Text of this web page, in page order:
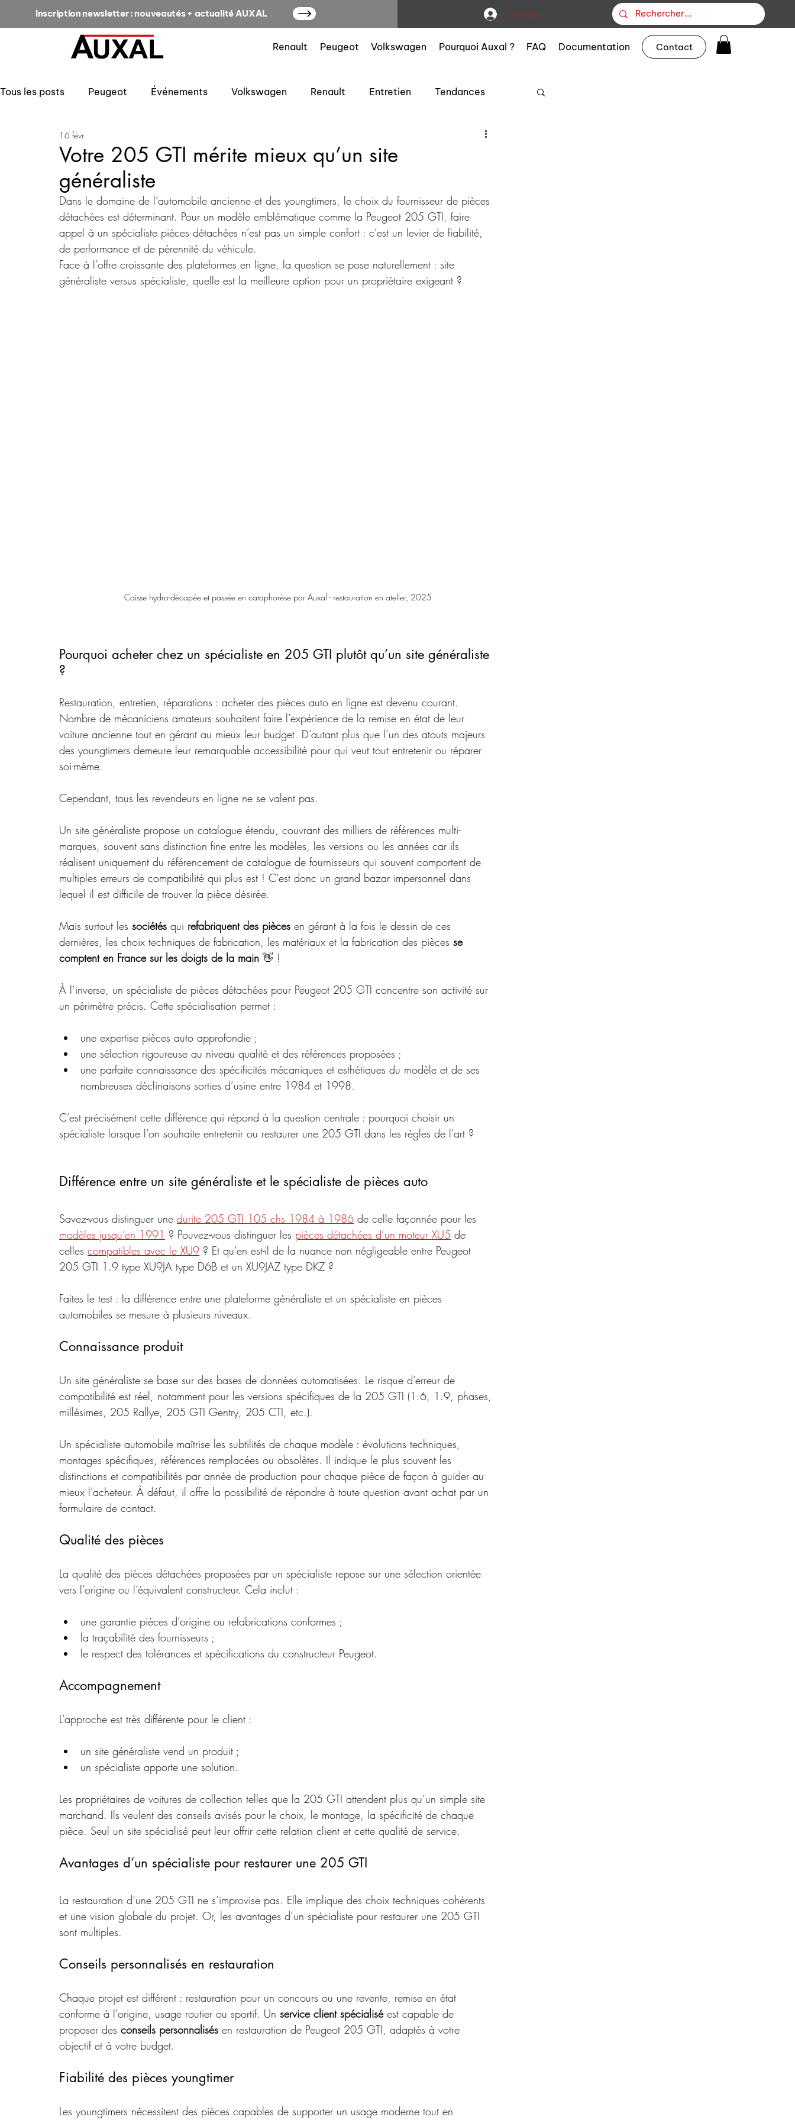
Inscription newsletter : nouveautés + actualité AUXAL Connexion
Renault Peugeot Volkswagen Pourquoi Auxal ? FAQ Documentation Contact
Tous les posts Peugeot Événements Volkswagen Renault Entretien Tendances
Votre 205 GTI mérite mieux qu’un site
généraliste
16 févr.
Dans le domaine de l’automobile ancienne et des youngtimers, le choix du fournisseur de pièces
détachées est déterminant. Pour un modèle emblématique comme la Peugeot 205 GTI, faire
appel à un spécialiste pièces détachées n’est pas un simple confort : c’est un levier de fiabilité,
de performance et de pérennité du véhicule.
Face à l’offre croissante des plateformes en ligne, la question se pose naturellement : site
généraliste versus spécialiste, quelle est la meilleure option pour un propriétaire exigeant ?
Caisse hydro-décapée et passée en cataphorèse par Auxal - restauration en atelier, 2025
Pourquoi acheter chez un spécialiste en 205 GTI plutôt qu’un site généraliste
?
Restauration, entretien, réparations : acheter des pièces auto en ligne est devenu courant.
Nombre de mécaniciens amateurs souhaitent faire l’expérience de la remise en état de leur
voiture ancienne tout en gérant au mieux leur budget. D’autant plus que l’un des atouts majeurs
des youngtimers demeure leur remarquable accessibilité pour qui veut tout entretenir ou réparer
soi-même.
Cependant, tous les revendeurs en ligne ne se valent pas.
Un site généraliste propose un catalogue étendu, couvrant des milliers de références multi-
marques, souvent sans distinction fine entre les modèles, les versions ou les années car ils
réalisent uniquement du référencement de catalogue de fournisseurs qui souvent comportent de
multiples erreurs de compatibilité qui plus est ! C’est donc un grand bazar impersonnel dans
lequel il est difficile de trouver la pièce désirée.
Mais surtout les sociétés qui refabriquent des pièces en gérant à la fois le dessin de ces
dernières, les choix techniques de fabrication, les matériaux et la fabrication des pièces se
comptent en France sur les doigts de la main 👋 !
À l’inverse, un spécialiste de pièces détachées pour Peugeot 205 GTI concentre son activité sur
un périmètre précis. Cette spécialisation permet :
une expertise pièces auto approfondie ;
une sélection rigoureuse au niveau qualité et des références proposées ;
une parfaite connaissance des spécificités mécaniques et esthétiques du modèle et de ses
nombreuses déclinaisons sorties d’usine entre 1984 et 1998.
C’est précisément cette différence qui répond à la question centrale : pourquoi choisir un
spécialiste lorsque l’on souhaite entretenir ou restaurer une 205 GTI dans les règles de l’art ?
Différence entre un site généraliste et le spécialiste de pièces auto
Savez-vous distinguer une durite 205 GTI 105 chs 1984 à 1986 de celle façonnée pour les
modèles jusqu’en 1991 ? Pouvez-vous distinguer les pièces détachées d’un moteur XU5 de
celles compatibles avec le XU9 ? Et qu’en est-il de la nuance non négligeable entre Peugeot
205 GTI 1.9 type XU9JA type D6B et un XU9JAZ type DKZ ?
Faites le test : la différence entre une plateforme généraliste et un spécialiste en pièces
automobiles se mesure à plusieurs niveaux.
Connaissance produit
Un site généraliste se base sur des bases de données automatisées. Le risque d’erreur de
compatibilité est réel, notamment pour les versions spécifiques de la 205 GTI (1.6, 1.9, phases,
millésimes, 205 Rallye, 205 GTI Gentry, 205 CTI, etc.).
Un spécialiste automobile maîtrise les subtilités de chaque modèle : évolutions techniques,
montages spécifiques, références remplacées ou obsolètes. Il indique le plus souvent les
distinctions et compatibilités par année de production pour chaque pièce de façon à guider au
mieux l’acheteur. À défaut, il offre la possibilité de répondre à toute question avant achat par un
formulaire de contact.
Qualité des pièces
La qualité des pièces détachées proposées par un spécialiste repose sur une sélection orientée
vers l’origine ou l’équivalent constructeur. Cela inclut :
une garantie pièces d’origine ou refabrications conformes ;
la traçabilité des fournisseurs ;
le respect des tolérances et spécifications du constructeur Peugeot.
Accompagnement
L’approche est très différente pour le client :
un site généraliste vend un produit ;
un spécialiste apporte une solution.
Les propriétaires de voitures de collection telles que la 205 GTI attendent plus qu’un simple site
marchand. Ils veulent des conseils avisés pour le choix, le montage, la spécificité de chaque
pièce. Seul un site spécialisé peut leur offrir cette relation client et cette qualité de service.
Avantages d’un spécialiste pour restaurer une 205 GTI
La restauration d’une 205 GTI ne s’improvise pas. Elle implique des choix techniques cohérents
et une vision globale du projet. Or, les avantages d’un spécialiste pour restaurer une 205 GTI
sont multiples.
Conseils personnalisés en restauration
Chaque projet est différent : restauration pour un concours ou une revente, remise en état
conforme à l’origine, usage routier ou sportif. Un service client spécialisé est capable de
proposer des conseils personnalisés en restauration de Peugeot 205 GTI, adaptés à votre
objectif et à votre budget.
Fiabilité des pièces youngtimer
Les youngtimers nécessitent des pièces capables de supporter un usage moderne tout en